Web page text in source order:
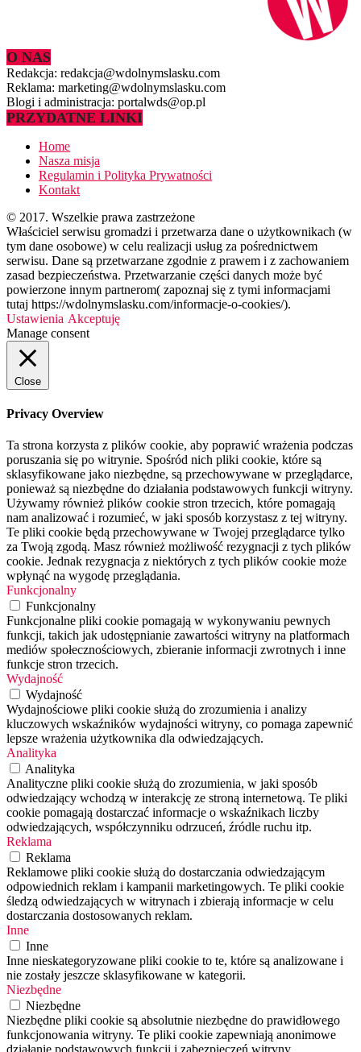
O NAS
Redakcja: redakcja@wdolnymslasku.com
Reklama: marketing@wdolnymslasku.com
Blogi i administracja: portalwds@op.pl
PRZYDATNE LINKI
Home
Nasza misja
Regulamin i Polityka Prywatności
Kontakt
© 2017. Wszelkie prawa zastrzeżone
Właściciel serwisu gromadzi i przetwarza dane o użytkownikach (w
tym dane osobowe) w celu realizacji usług za pośrednictwem
serwisu. Dane są przetwarzane zgodnie z prawem i z zachowaniem
zasad bezpieczeństwa. Przetwarzanie części danych może być
powierzone innym partnerom( zapoznaj się z tymi informacjami
tutaj https://wdolnymslasku.com/informacje-o-cookies/).
Ustawienia Akceptuję
Manage consent
Close
Privacy Overview
Ta strona korzysta z plików cookie, aby poprawić wrażenia podczas
poruszania się po witrynie. Spośród nich pliki cookie, które są
sklasyfikowane jako niezbędne, są przechowywane w przeglądarce,
ponieważ są niezbędne do działania podstawowych funkcji witryny.
Używamy również plików cookie stron trzecich, które pomagają
nam analizować i rozumieć, w jaki sposób korzystasz z tej witryny.
Te pliki cookie będą przechowywane w Twojej przeglądarce tylko
za Twoją zgodą. Masz również możliwość rezygnacji z tych plików
cookie. Jednak rezygnacja z niektórych z tych plików cookie może
wpłynąć na wygodę przeglądania.
Funkcjonalny
Funkcjonalny
Funkcjonalne pliki cookie pomagają w wykonywaniu pewnych
funkcji, takich jak udostępnianie zawartości witryny na platformach
mediów społecznościowych, zbieranie informacji zwrotnych i inne
funkcje stron trzecich.
Wydajność
Wydajność
Wydajnościowe pliki cookie służą do zrozumienia i analizy
kluczowych wskaźników wydajności witryny, co pomaga zapewnić
lepsze wrażenia użytkownika dla odwiedzających.
Analityka
Analityka
Analityczne pliki cookie służą do zrozumienia, w jaki sposób
odwiedzający wchodzą w interakcję ze stroną internetową. Te pliki
cookie pomagają dostarczać informacje o wskaźnikach liczby
odwiedzających, współczynniku odrzuceń, źródle ruchu itp.
Reklama
Reklama
Reklamowe pliki cookie służą do dostarczania odwiedzającym
odpowiednich reklam i kampanii marketingowych. Te pliki cookie
śledzą odwiedzających w witrynach i zbierają informacje w celu
dostarczania dostosowanych reklam.
Inne
Inne
Inne nieskategoryzowane pliki cookie to te, które są analizowane i
nie zostały jeszcze sklasyfikowane w kategorii.
Niezbędne
Niezbędne
Niezbędne pliki cookie są absolutnie niezbędne do prawidłowego
funkcjonowania witryny. Te pliki cookie zapewniają anonimowe